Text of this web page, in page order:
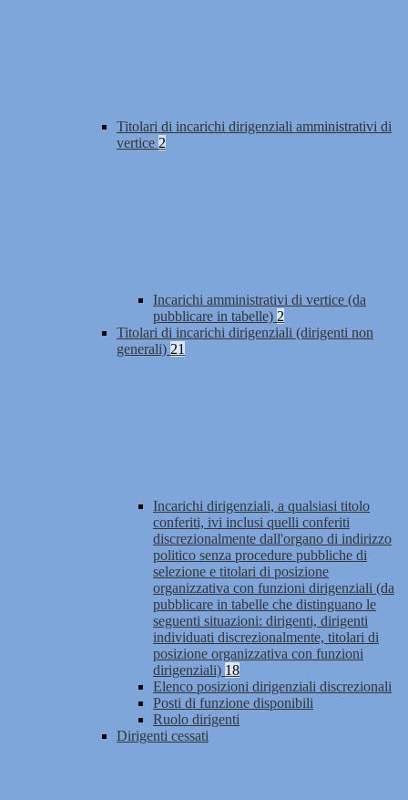
Titolari di incarichi dirigenziali amministrativi di
vertice 2
Incarichi amministrativi di vertice (da
pubblicare in tabelle) 2
Titolari di incarichi dirigenziali (dirigenti non
generali) 21
Incarichi dirigenziali, a qualsiasi titolo
conferiti, ivi inclusi quelli conferiti
discrezionalmente dall'organo di indirizzo
politico senza procedure pubbliche di
selezione e titolari di posizione
organizzativa con funzioni dirigenziali (da
pubblicare in tabelle che distinguano le
seguenti situazioni: dirigenti, dirigenti
individuati discrezionalmente, titolari di
posizione organizzativa con funzioni
dirigenziali) 18
Elenco posizioni dirigenziali discrezionali
Posti di funzione disponibili
Ruolo dirigenti
Dirigenti cessati